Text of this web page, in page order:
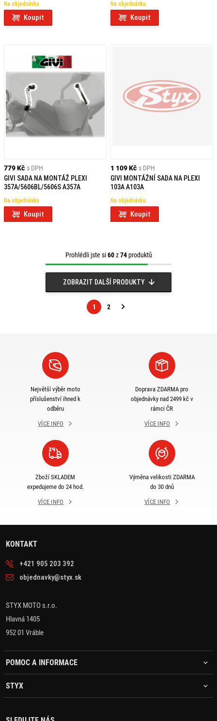
Na objednávku
Koupit
Na objednávku
Koupit
779 Kč s DPH
GIVI SADA NA MONTÁŽ PLEXI
357A/5606BL/5606S A357A
Na objednávku
Koupit
1 109 Kč s DPH
GIVI MONTÁŽNÍ SADA NA PLEXI
103A A103A
Na objednávku
Koupit
Prohlédli jste si60z74produktů
ZOBRAZIT DALŠÍ PRODUKTY
1 2
Následující
Největší výběr moto
příslušenství ihned k
odběru
VÍCE INFO
Doprava ZDARMA pro
objednávky nad 2499 kč v
rámci ČR
VÍCE INFO
Zboží SKLADEM
expedujeme do 24 hod.
VÍCE INFO
Výměna velikosti ZDARMA
do 30 dnů
VÍCE INFO
KONTAKT
+421 905 203 392
objednavky@styx.sk
STYX MOTO s.r.o.
Hlavná 1405
952 01 Vráble
POMOC A INFORMACE
STYX